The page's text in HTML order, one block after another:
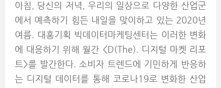
아침, 당신의 저녁, 우리의 일상으로 다양한 산업군
에서 예측하기 힘든 내일을 맞이하고 있는 2020년
여름. 대홍기획 빅데이터마케팅센터는 이러한 변화
에 대응하기 위해 월간 <D(The). 디지털 마켓 리포
트>를 발간한다. 소비자 트렌드에 기민하게 반응하
는 디지털 데이터를 통해 코로나19로 변화한 산업